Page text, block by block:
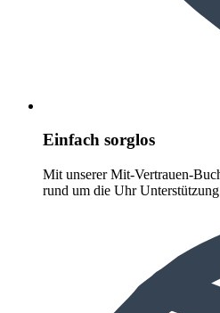
Einfach sorglos
Mit unserer Mit-Vertrauen-
rund um die Uhr Unterstützung